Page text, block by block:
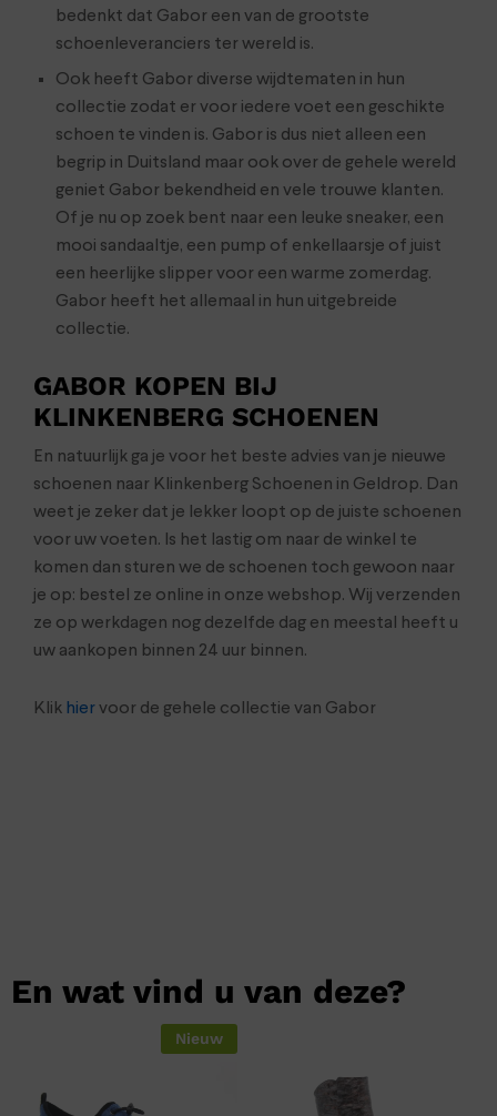
bedenkt dat Gabor een van de grootste
schoenleveranciers ter wereld is.
Ook heeft Gabor diverse wijdtematen in hun
collectie zodat er voor iedere voet een geschikte
schoen te vinden is. Gabor is dus niet alleen een
begrip in Duitsland maar ook over de gehele wereld
geniet Gabor bekendheid en vele trouwe klanten.
Of je nu op zoek bent naar een leuke sneaker, een
mooi sandaaltje, een pump of enkellaarsje of juist
een heerlijke slipper voor een warme zomerdag.
Gabor heeft het allemaal in hun uitgebreide
collectie.
GABOR KOPEN BIJ
KLINKENBERG SCHOENEN
En natuurlijk ga je voor het beste advies van je nieuwe
schoenen naar Klinkenberg Schoenen in Geldrop. Dan
weet je zeker dat je lekker loopt op de juiste schoenen
voor uw voeten. Is het lastig om naar de winkel te
komen dan sturen we de schoenen toch gewoon naar
je op: bestel ze online in onze webshop. Wij verzenden
ze op werkdagen nog dezelfde dag en meestal heeft u
uw aankopen binnen 24 uur binnen.
Klik hiervoor de gehele collectie van Gabor
En wat vind u van deze?
Nieuw